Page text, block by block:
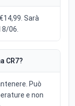
Sarà
06.
CR7?
Può
e non